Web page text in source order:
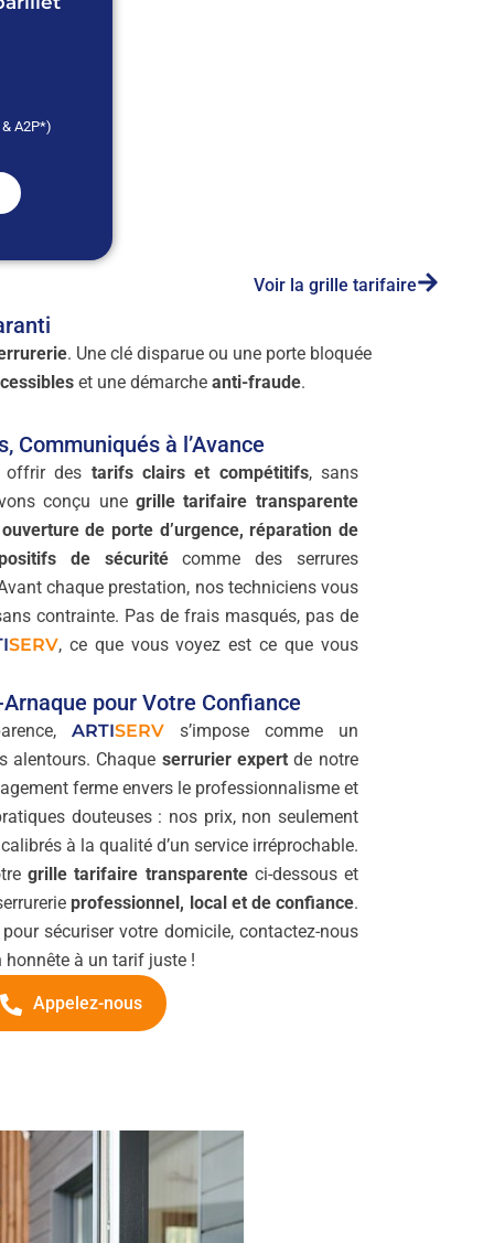
A2P*)
Voir la grille tarifaire
. Une clé disparue ou une porte bloquée
et une démarche anti-fraude.
Communiqués à l’Avance
offrir des tarifs clairs et compétitifs, sans
conçu unegrille tarifaire transparente
ouverture de porte d’urgence, réparation de
de sécuritécomme des serrures
chaque prestation, nos techniciens vous
contrainte. Pas de frais masqués, pas de
SERV, ce que vous voyez est ce que vous
pour Votre Confiance
ARTISERV s’impose comme un
alentours. Chaque serrurier expert de notre
ferme envers le professionnalisme et
douteuses : nos prix, non seulement
à la qualité d’un service irréprochable.
grille tarifaire transparenteci-dessous et
professionnel, local et de confiance.
sécuriser votre domicile, contactez-nous
honnête à un tarif juste !
Appelez-nous